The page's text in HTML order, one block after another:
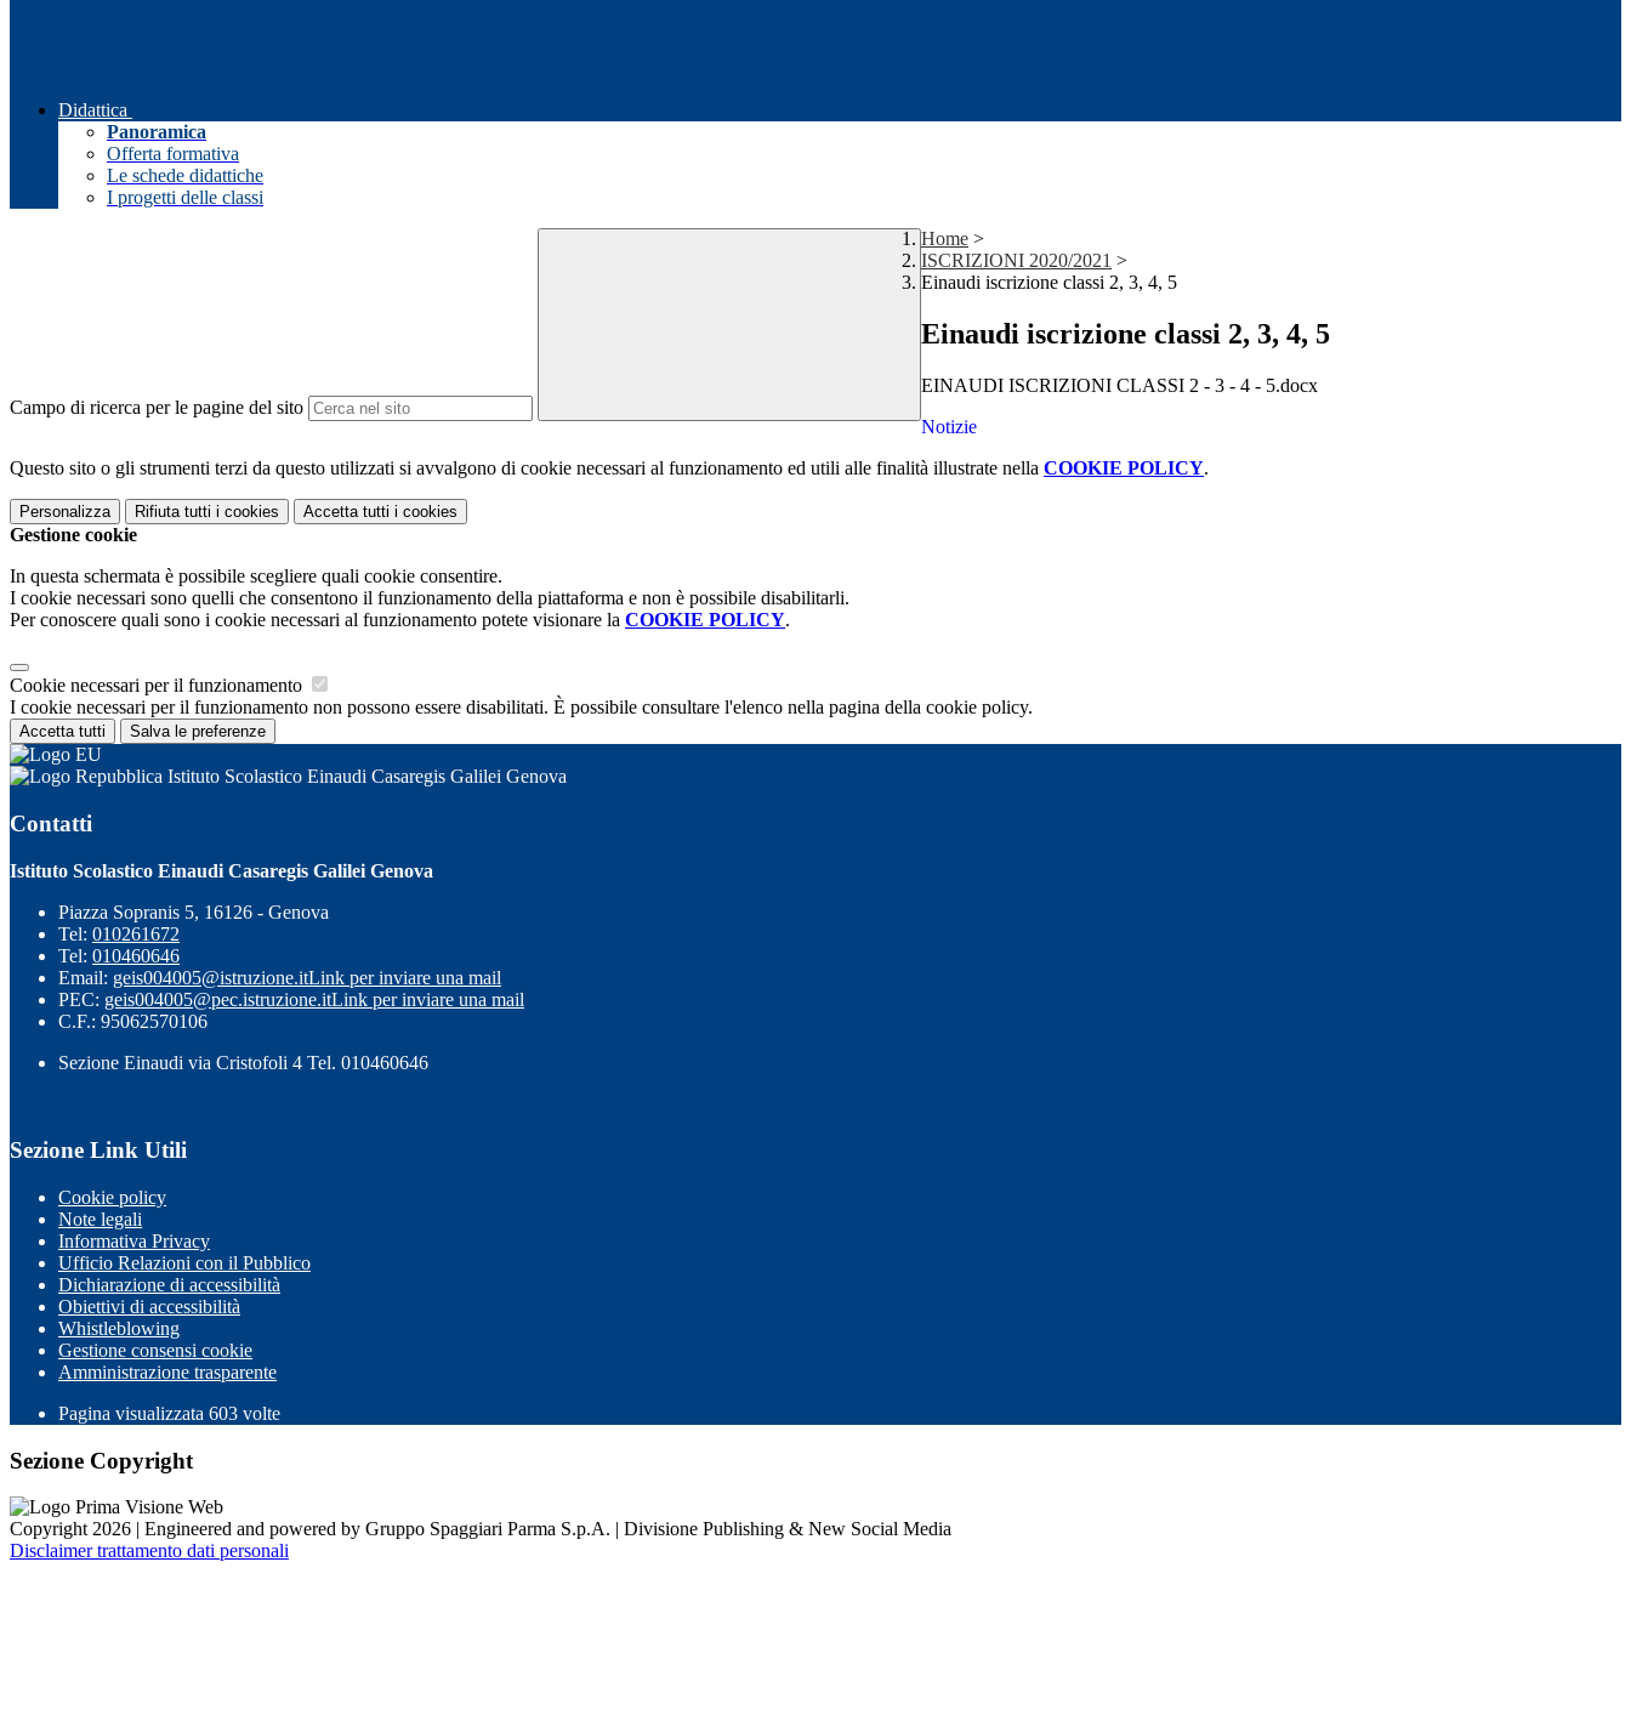
Didattica
Panoramica
Offerta formativa
Le schede didattiche
I progetti delle classi
Campo di ricerca per le pagine del sito
Home >
ISCRIZIONI 2020/2021 >
Einaudi iscrizione classi 2, 3, 4, 5
Einaudi iscrizione classi 2, 3, 4, 5
EINAUDI ISCRIZIONI CLASSI 2 - 3 - 4 - 5.docx
Notizie
Questo sito o gli strumenti terzi da questo utilizzati si avvalgono di cookie necessari al funzionamento ed utili alle finalità illustrate nella COOKIE POLICY.
Personalizza Rifiuta tutti i cookies Accetta tutti i cookies
Gestione cookie
In questa schermata è possibile scegliere quali cookie consentire.
I cookie necessari sono quelli che consentono il funzionamento della piattaforma e non è possibile disabilitarli.
Per conoscere quali sono i cookie necessari al funzionamento potete visionare la COOKIE POLICY.
Cookie necessari per il funzionamento
I cookie necessari per il funzionamento non possono essere disabilitati. È possibile consultare l'elenco nella pagina della cookie policy.
Accetta tutti Salva le preferenze
Istituto Scolastico Einaudi Casaregis Galilei Genova
Contatti
Istituto Scolastico Einaudi Casaregis Galilei Genova
Piazza Sopranis 5, 16126 - Genova
Tel: 010261672
Tel: 010460646
Email: geis004005@istruzione.itLink per inviare una mail
PEC: geis004005@pec.istruzione.itLink per inviare una mail
C.F.: 95062570106
Sezione Einaudi via Cristofoli 4 Tel. 010460646
Sezione Link Utili
Cookie policy
Note legali
Informativa Privacy
Ufficio Relazioni con il Pubblico
Dichiarazione di accessibilità
Obiettivi di accessibilità
Whistleblowing
Gestione consensi cookie
Amministrazione trasparente
Pagina visualizzata 603 volte
Sezione Copyright
Copyright 2026 | Engineered and powered by Gruppo Spaggiari Parma S.p.A. | Divisione Publishing & New Social Media
Disclaimer trattamento dati personali